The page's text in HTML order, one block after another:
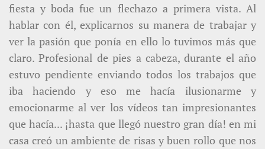
fiesta y boda fue un flechazo a primera vista. Al
hablar con él, explicarnos su manera de trabajar y
ver la pasión que ponía en ello lo tuvimos más que
claro. Profesional de pies a cabeza, durante el año
estuvo pendiente enviando todos los trabajos que
iba haciendo y eso me hacía ilusionarme y
emocionarme al ver los vídeos tan impresionantes
que hacía... ¡hasta que llegó nuestro gran día! en mi
casa creó un ambiente de risas y buen rollo que nos